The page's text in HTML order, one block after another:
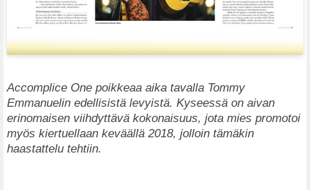
Accomplice One poikkeaa aika tavalla Tommy
Emmanuelin edellisistä levyistä. Kyseessä on aivan
erinomaisen viihdyttävä kokonaisuus, jota mies promotoi
myös kiertuellaan keväällä 2018, jolloin tämäkin
haastattelu tehtiin.